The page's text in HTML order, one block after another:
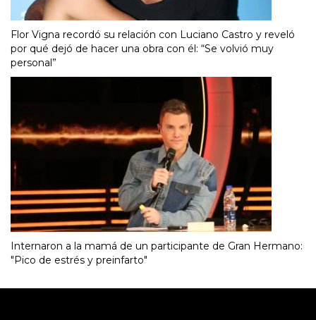
Flor Vigna recordó su relación con Luciano Castro y reveló
por qué dejó de hacer una obra con él: “Se volvió muy
personal”
Internaron a la mamá de un participante de Gran Hermano:
"Pico de estrés y preinfarto"